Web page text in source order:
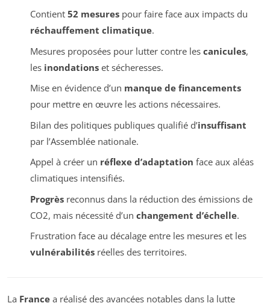
Contient 52 mesurespour faire face aux impacts du
réchauffement climatique.
Mesures proposées pour lutter contre les canicules,
les inondationset sécheresses.
Mise en évidence d’un manque de financements
pour mettre en œuvre les actions nécessaires.
Bilan des politiques publiques qualifié d’insuffisant
par l’Assemblée nationale.
Appel à créer un réflexe d’adaptation face aux aléas
climatiques intensifiés.
Progrèsreconnus dans la réduction des émissions de
CO2, mais nécessité d’un changement d’échelle.
Frustration face au décalage entre les mesures et les
vulnérabilitésréelles des territoires.
La France a réalisé des avancées notables dans la lutte